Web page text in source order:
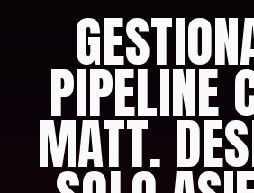
PIPELINE
MATT.